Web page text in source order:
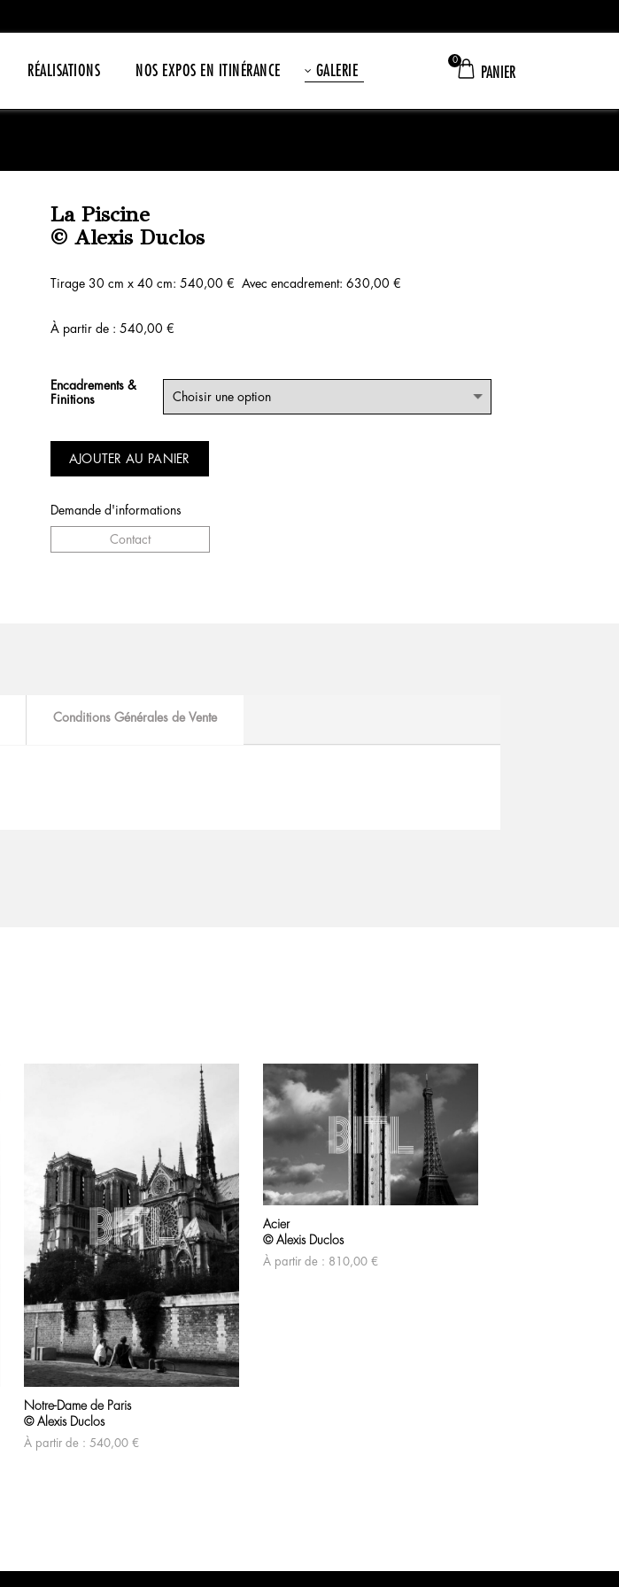
RÉALISATIONS NOS EXPOS EN ITINÉRANCE GALERIE
0
PANIER
La Piscine
© Alexis Duclos
Tirage 30 cm x 40 cm: 540,00 € Avec encadrement: 630,00 €
À partir de : 540,00 €
Encadrements &
Finitions
AJOUTER AU PANIER
Demande d'informations
Contact
Conditions Générales de Vente
Notre-Dame de Paris
© Alexis Duclos
À partir de : 540,00 €
Acier
© Alexis Duclos
À partir de : 810,00 €